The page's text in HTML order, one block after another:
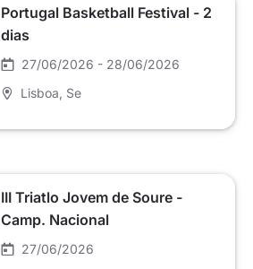
Portugal Basketball Festival - 2
dias
27/06/2026 - 28/06/2026
Lisboa , Se
III Triatlo Jovem de Soure -
Camp. Nacional
27/06/2026